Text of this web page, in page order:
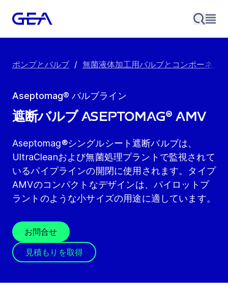
ポンプとバルブ / 無菌液体加工用バルブとコンポーネン
Aseptomag® バルブライン
遮断バルブ Aseptomag® AMV
Aseptomag®シングルシート遮断バルブは、
UltraCleanおよび無菌処理プラントで監視されて
いるパイプラインの開閉に使用されます。タイプ
AMVのコンパクトなデザインは、パイロットプ
ラントのような小サイズの用途に適しています。
お問合せ
見積もりを取得